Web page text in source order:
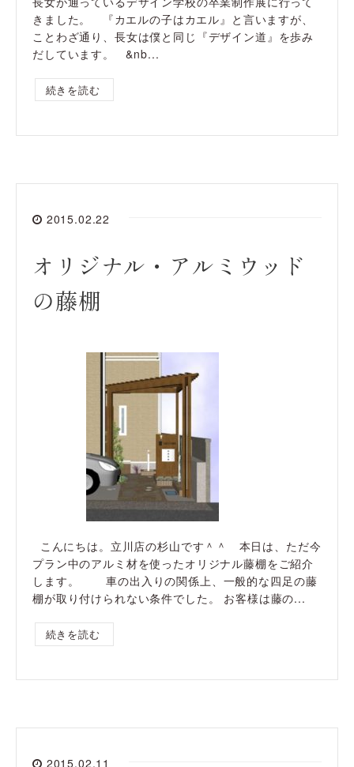
きました。 『カエルの子はカエル』と言いますが、
ことわざ通り、長女は僕と同じ『デザイン道』を歩み
だしています。 &nb...
続きを読む
2015.02.22
オリジナル・アルミウッド
の藤棚
こんにちは。立川店の杉山です＾＾ 本日は、ただ今
プラン中のアルミ材を使ったオリジナル藤棚をご紹介
します。 車の出入りの関係上、一般的な四足の藤
棚が取り付けられない条件でした。 お客様は藤の...
続きを読む
2015.02.11